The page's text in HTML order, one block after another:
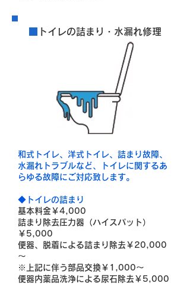
トイレの詰まり・水漏れ修理
和式トイレ、洋式トイレ、詰まり故障、
水漏れトラブルなど、トイレに関するあ
らゆる故障にご対応致します。
◆トイレの詰まり
基本料金￥4,000
詰まり除去圧力器（ハイスパット）
￥5,000
便器、脱着による詰まり除去￥20,000
～
※上記に伴う部品交換￥1,000～
便器内薬品洗浄による尿石除去￥5,000